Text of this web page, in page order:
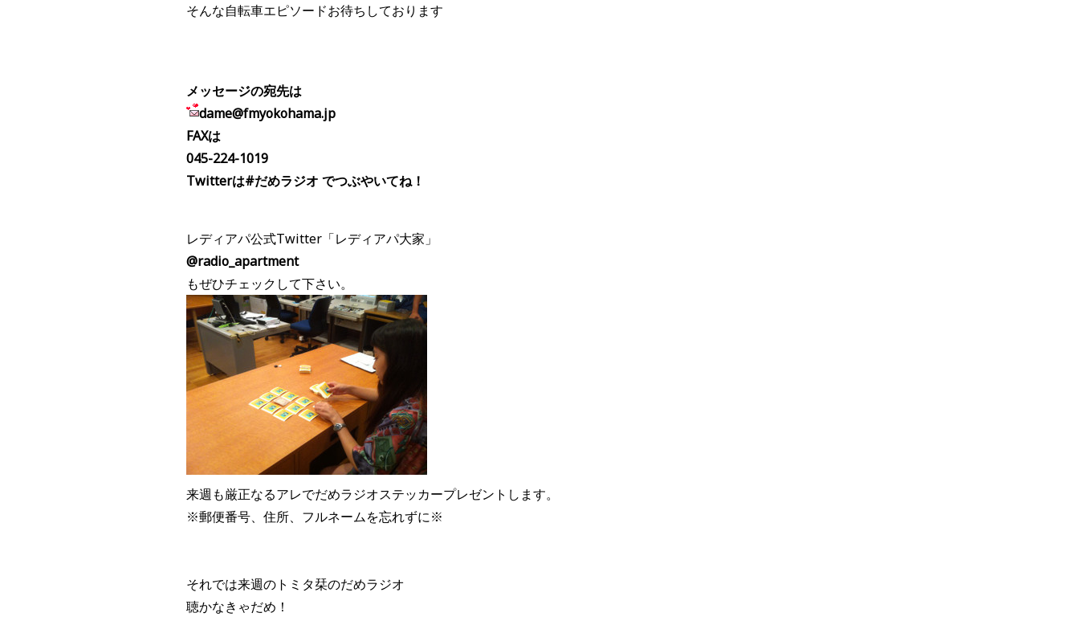
そんな自転車エピソードお待ちしております
メッセージの宛先は
dame@fmyokohama.jp
FAXは
045-224-1019
Twitterは#だめラジオ でつぶやいてね！
レディアパ公式Twitter「レディアパ大家」
@radio_apartment
もぜひチェックして下さい。
来週も厳正なるアレでだめラジオステッカープレゼントします。
※郵便番号、住所、フルネームを忘れずに※
それでは来週のトミタ栞のだめラジオ
聴かなきゃだめ！